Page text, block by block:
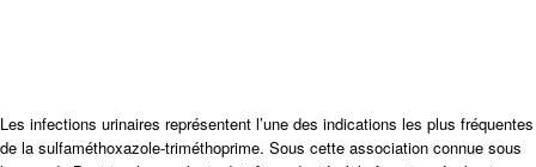
Les infections urinaires représentent l’une des indications les plus fréquentes
de la sulfaméthoxazole-triméthoprime. Sous cette association connue sous